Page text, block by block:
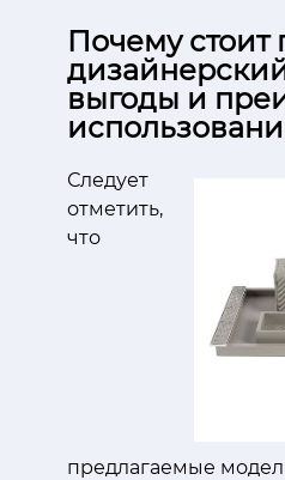
Почему стоит
выгоды и
Следует
отметить,
что
предлагаемые